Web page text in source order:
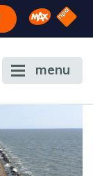
Omroep
NPO
menu